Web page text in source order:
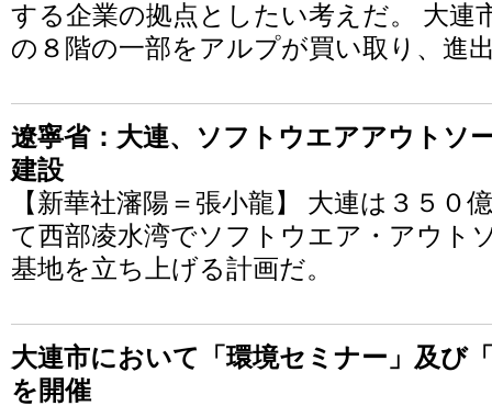
する企業の拠点としたい考えだ。 大連
の８階の一部をアルプが買い取り、進
遼寧省：大連、ソフトウエアアウトソ
建設
【新華社瀋陽＝張小龍】 大連は３５０
て西部凌水湾でソフトウエア・アウト
基地を立ち上げる計画だ。
大連市において「環境セミナー」及び
を開催